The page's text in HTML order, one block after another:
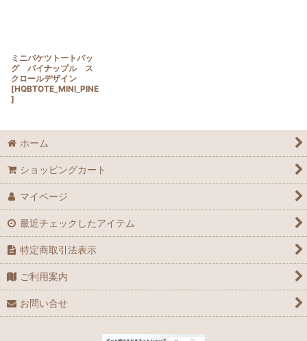
ミニバケツトートバッ
グ パイナップル ス
クロールデザイン
[HQBTOTE_MINI_PINE
]
ホーム
ショッピングカート
マイページ
最近チェックしたアイテム
特定商取引法表示
ご利用案内
お問い合せ